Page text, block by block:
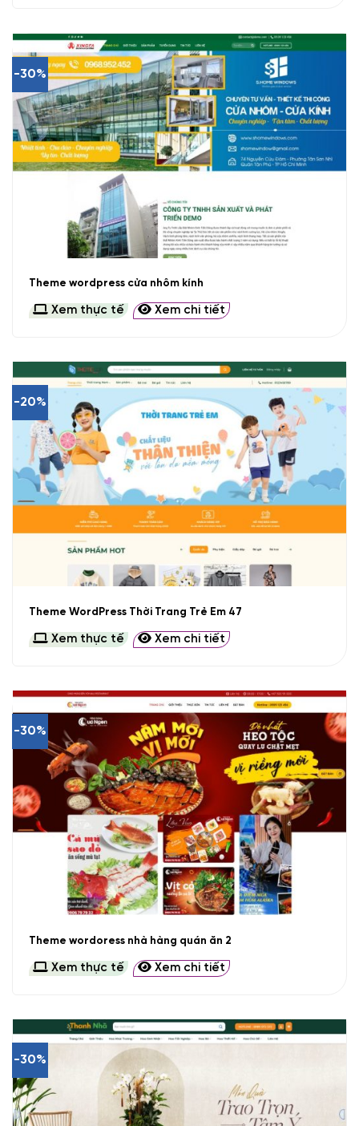
-30%
Theme wordpress cửa nhôm kính
Xem thực tế Xem chi tiết
-20%
Theme WordPress Thời Trang Trẻ Em 47
Xem thực tế Xem chi tiết
-30%
Theme wordoress nhà hàng quán ăn 2
Xem thực tế Xem chi tiết
-30%